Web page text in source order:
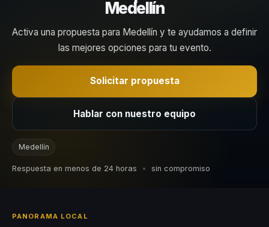
Medellín
Activa una propuesta para Medellín y te ayudamos a definir
las mejores opciones para tu evento.
Solicitar propuesta
Hablar con nuestro equipo
Medellín
Respuesta en menos de 24 horas • sin compromiso
PANORAMA LOCAL